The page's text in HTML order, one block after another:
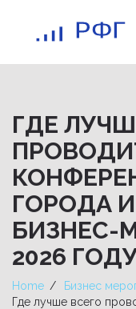
ГДЕ
ГОРОДА
БИЗНЕС-
2026
Home
Бизнес
Где лучше всего